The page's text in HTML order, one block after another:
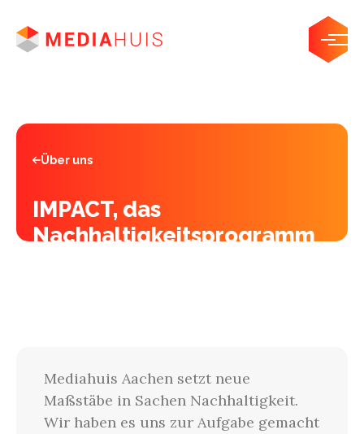
Über uns
IMPACT, das
Nachhaltigkeitsprogramm
Mediahuis Aachen setzt neue
Maßstäbe in Sachen Nachhaltigkeit.
Wir haben es uns zur Aufgabe gemacht